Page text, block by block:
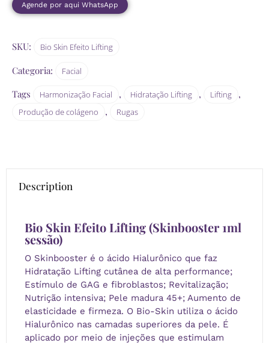
Agende por aqui WhatsApp
SKU: Bio Skin Efeito Lifting
Categoria: Facial
Tags Harmonização Facial , Hidratação Lifting , Lifting ,
Produção de colágeno , Rugas
Description
Bio Skin Efeito Lifting (Skinbooster 1ml
sessão)
O Skinbooster é o ácido Hialurônico que faz
Hidratação Lifting cutânea de alta performance;
Estímulo de GAG e fibroblastos; Revitalização;
Nutrição intensiva; Pele madura 45+; Aumento de
elasticidade e firmeza. O Bio-Skin utiliza o ácido
Hialurônico nas camadas superiores da pele. É
aplicado por meio de injeções que estimulam